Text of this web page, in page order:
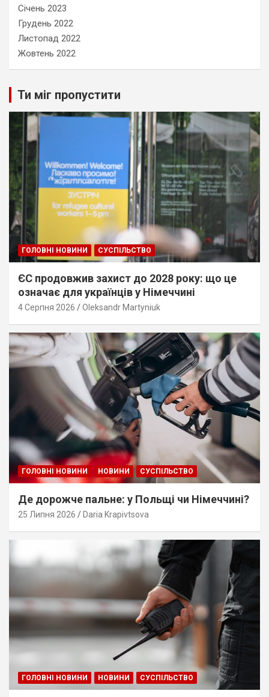
Січень 2023
Грудень 2022
Листопад 2022
Жовтень 2022
Ти міг пропустити
ГОЛОВНІ НОВИНИ СУСПІЛЬСТВО
ЄС продовжив захист до 2028 року: що це
означає для українців у Німеччині
4 Серпня 2026 Oleksandr Martyniuk
ГОЛОВНІ НОВИНИ НОВИНИ СУСПІЛЬСТВО
Де дорожче пальне: у Польщі чи Німеччині?
25 Липня 2026 Daria Krapivtsova
ГОЛОВНІ НОВИНИ НОВИНИ СУСПІЛЬСТВО